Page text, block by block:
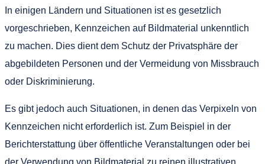
In einigen Ländern und Situationen ist es gesetzlich
vorgeschrieben, Kennzeichen auf Bildmaterial unkenntlich
zu machen. Dies dient dem Schutz der Privatsphäre der
abgebildeten Personen und der Vermeidung von Missbrauch
oder Diskriminierung.
Es gibt jedoch auch Situationen, in denen das Verpixeln von
Kennzeichen nicht erforderlich ist. Zum Beispiel in der
Berichterstattung über öffentliche Veranstaltungen oder bei
der Verwendung von Bildmaterial zu reinen illustrativen